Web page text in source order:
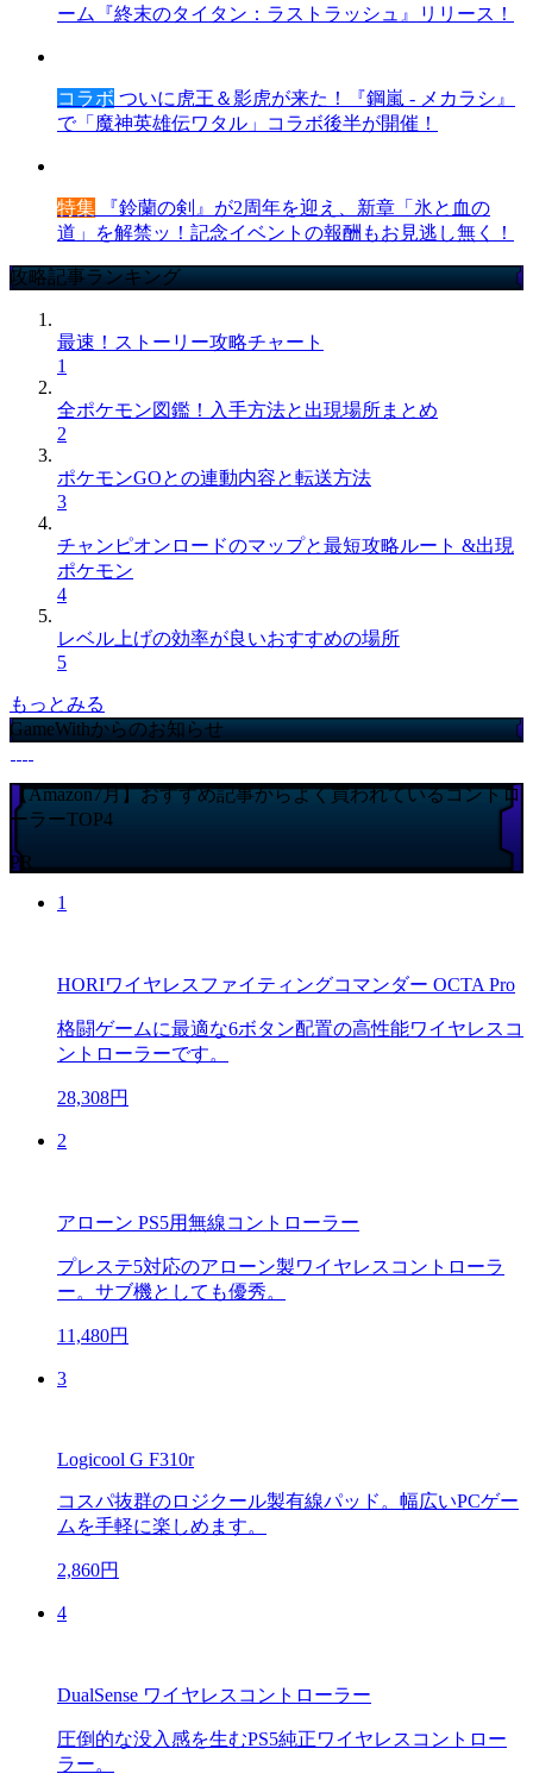
ーム『終末のタイタン：ラストラッシュ』リリース！
コラボ ついに虎王＆影虎が来た！『鋼嵐 - メカラシ』
で「魔神英雄伝ワタル」コラボ後半が開催！
特集 『鈴蘭の剣』が2周年を迎え、新章「氷と血の
道」を解禁ッ！記念イベントの報酬もお見逃し無く！
攻略記事ランキング
最速！ストーリー攻略チャート
1
全ポケモン図鑑！入手方法と出現場所まとめ
2
ポケモンGOとの連動内容と転送方法
3
チャンピオンロードのマップと最短攻略ルート &出現
ポケモン
4
レベル上げの効率が良いおすすめの場所
5
もっとみる
GameWithからのお知らせ
【Amazon7月】おすすめ記事からよく買われているコントロ
ーラーTOP4
PR
1
HORIワイヤレスファイティングコマンダー OCTA Pro
格闘ゲームに最適な6ボタン配置の高性能ワイヤレスコ
ントローラーです。
28,308円
2
アローン PS5用無線コントローラー
プレステ5対応のアローン製ワイヤレスコントローラ
ー。サブ機としても優秀。
11,480円
3
Logicool G F310r
コスパ抜群のロジクール製有線パッド。幅広いPCゲー
ムを手軽に楽しめます。
2,860円
4
DualSense ワイヤレスコントローラー
圧倒的な没入感を生むPS5純正ワイヤレスコントロー
ラー。